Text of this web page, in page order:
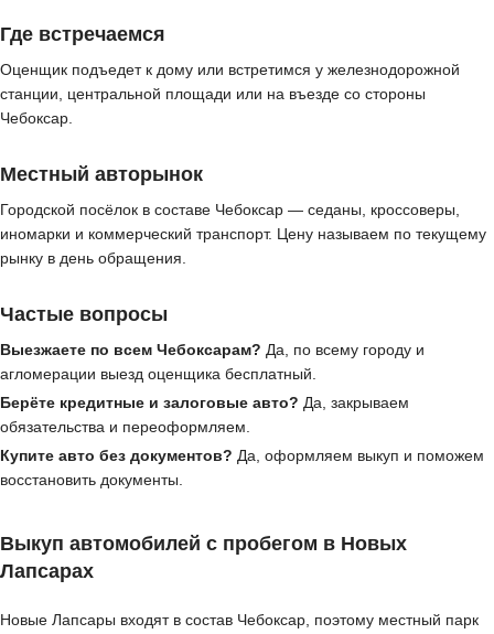
Где встречаемся
Оценщик подъедет к дому или встретимся у железнодорожной
станции, центральной площади или на въезде со стороны
Чебоксар.
Местный авторынок
Городской посёлок в составе Чебоксар — седаны, кроссоверы,
иномарки и коммерческий транспорт. Цену называем по текущему
рынку в день обращения.
Частые вопросы
Выезжаете по всем Чебоксарам? Да, по всему городу и
агломерации выезд оценщика бесплатный.
Берёте кредитные и залоговые авто? Да, закрываем
обязательства и переоформляем.
Купите авто без документов? Да, оформляем выкуп и поможем
восстановить документы.
Выкуп автомобилей с пробегом в Новых
Лапсарах
Новые Лапсары входят в состав Чебоксар, поэтому местный парк